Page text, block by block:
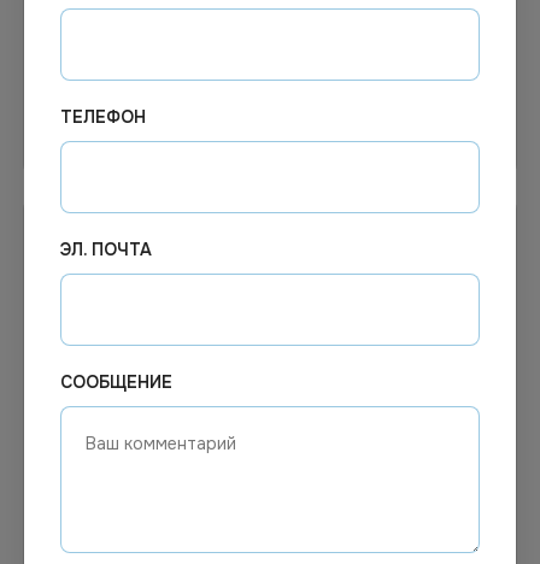
Салфетка синтетическая
Протирочный нетканый
ТЕЛЕФОН
ЭЛ. ПОЧТА
СООБЩЕНИЕ